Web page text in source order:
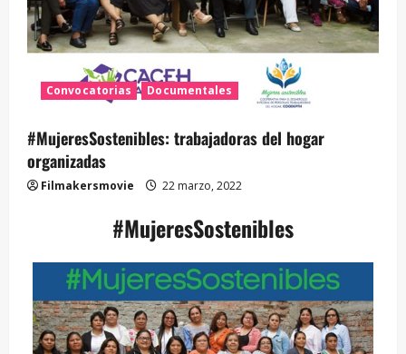
Convocatorias Documentales
#MujeresSostenibles: trabajadoras del hogar
organizadas
Filmakersmovie 22 marzo, 2022
#MujeresSostenibles